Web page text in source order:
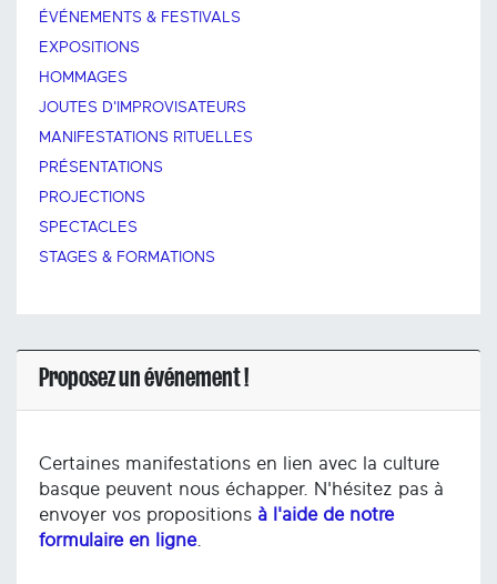
ÉVÉNEMENTS & FESTIVALS
EXPOSITIONS
HOMMAGES
JOUTES D'IMPROVISATEURS
MANIFESTATIONS RITUELLES
PRÉSENTATIONS
PROJECTIONS
SPECTACLES
STAGES & FORMATIONS
Proposez un événement !
Certaines manifestations en lien avec la culture
basque peuvent nous échapper. N'hésitez pas à
envoyer vos propositions à l'aide de notre
formulaire en ligne.